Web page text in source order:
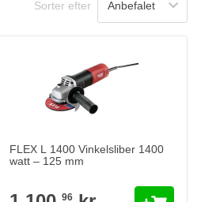
Sorter efter
FLEX L 1400 Vinkelsliber 1400
watt – 125 mm
96